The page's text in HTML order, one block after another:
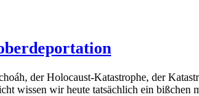
der Holocaust-Katastrophe, der
wissen wir heute tatsächlich ein bißchen